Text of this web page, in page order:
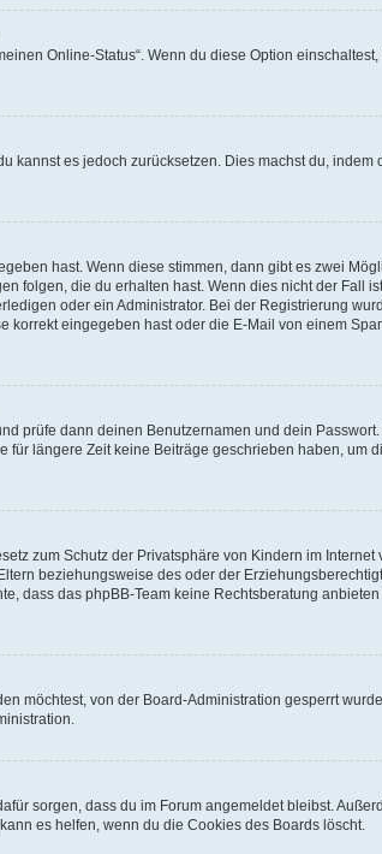
Online-Status“. Wenn du diese Option
es jedoch zurücksetzen. Dies machst du,
hast. Wenn diese stimmen, dann gibt es zwei
folgen, die du erhalten hast. Wenn dies nicht der
oder ein Administrator. Bei der Registrierung
eingegeben hast oder die E-Mail von einem
prüfe dann deinen Benutzernamen und dein
längere Zeit keine Beiträge geschrieben haben,
zum Schutz der Privatsphäre von Kindern im
beziehungsweise des oder der
dass das phpBB-Team keine Rechtsberatung
möchtest, von der Board-Administration gesperrt
sorgen, dass du im Forum angemeldet bleibst.
es helfen, wenn du die Cookies des Boards löscht.